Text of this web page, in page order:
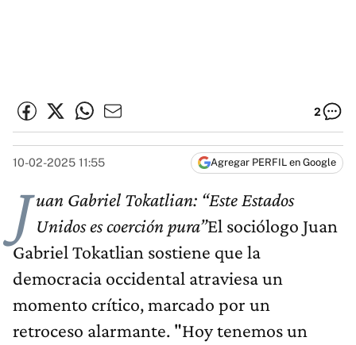
2
10-02-2025 11:55 Agregar PERFIL en Google
Juan Gabriel Tokatlian: “Este Estados
Unidos es coerción pura”El sociólogo Juan
Gabriel Tokatlian sostiene que la
democracia occidental atraviesa un
momento crítico, marcado por un
retroceso alarmante. "Hoy tenemos un